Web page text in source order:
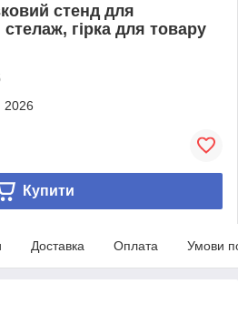
стенд для
стелаж, гірка для товару
2026
Купити
Доставка Оплата Умови